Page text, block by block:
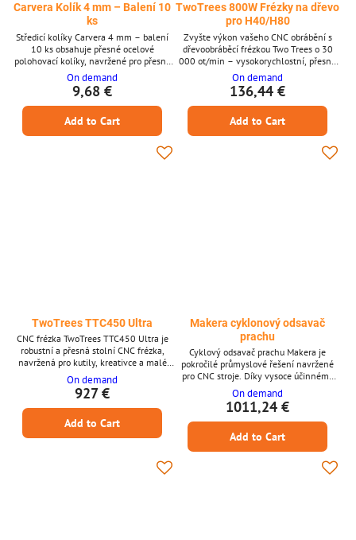
Carvera Kolík 4 mm – Balení 10
ks
Středicí kolíky Carvera 4 mm – balení
10 ks obsahuje přesné ocelové
polohovací kolíky, navržené pro přesné
polohování v obráběcích sestavách a
montážích, plně kompatibilní s CNC
stroji Carvera a Carvera Air. **Přednosti:**
* Kompatibilní s Carvera a Carvera Air *
10 přesných středicích kolíků o průměru
4 mm * Zajišťuje přesné polohování a
opakovatelnou přesnost usazení *
On demand
9,68 €
Add to Cart
TwoTrees 800W Frézky na dřevo
pro H40/H80
Zvyšte výkon vašeho CNC obrábění s
dřevoobráběcí frézkou Two Trees o 30
000 ot/min – vysokorychlostní, přesný
řezný nástroj navržený pro zpracování
dřeva, gravírování kovů a vyřezávání
akrylu. Díky svému výkonnému motoru,
odolné konstrukci a široké kompatibilitě
tato frézka poskytuje čisté, profesionální
Klíčové vlastnosti Výkonný 500W motor
On demand
136,44 €
Add to Cart
TwoTrees TTC450 Ultra
CNC frézka TwoTrees TTC450 Ultra je
robustní a přesná stolní CNC frézka,
navržená pro kutily, kreativce a malé
profesionály. Postavená s
celohliníkovým rámem a vysoce
přesnými lineárními vedeními 12H,
tento stroj poskytuje nekompromisní
stabilitu a přesnost při zpracování široké
škály materiálů, včetně hliníku, mědi,
On demand
927 €
Add to Cart
Makera cyklonový odsavač
prachu
Cyklový odsavač prachu Makera je
pokročilé průmyslové řešení navržené
pro CNC stroje. Díky vysoce účinnému
cyklónovému systému, automatickému
řízení a ultra-tichému provozu zajišťuje
čistší, bezpečnější a efektivnější pracovní
prostředí. Přednosti: * Průmyslový cyklón
zachycující 99,5 % prachu před filtrací *
nepřerušované odsávání * Tichý a
On demand
1011,24 €
Add to Cart